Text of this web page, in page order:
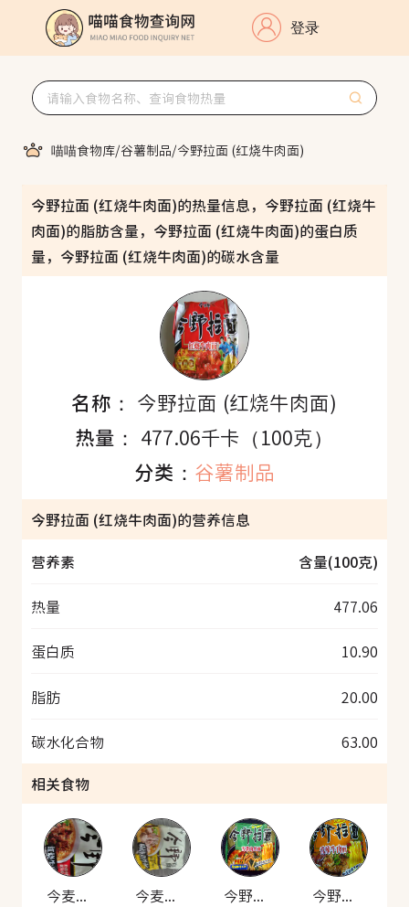
登录
喵喵食物库/谷薯制品/今野拉面 (红烧牛肉面)
今野拉面 (红烧牛肉面)的热量信息，今野拉面 (红烧牛
肉面)的脂肪含量，今野拉面 (红烧牛肉面)的蛋白质
量，今野拉面 (红烧牛肉面)的碳水含量
名称： 今野拉面 (红烧牛肉面)
热量： 477.06千卡（100克）
分类： 谷薯制品
今野拉面 (红烧牛肉面)的营养信息
营养素
含量(100克)
热量 477.06
蛋白质 10.90
脂肪 20.00
碳水化合物
63.00
相关食物
今麦郎 今野拉面 今麦郎 今野拉面 今野拉面 雪菜肉丝面 今野拉面 香辣牛肉面